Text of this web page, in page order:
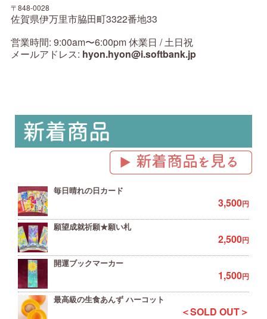
〒848-0028
佐賀県伊万里市脇田町3322番地33
営業時間: 9:00am〜6:00pm 休業日 / 土日祝
メールアドレス: hyon.hyon@i.softbank.jp
毎日晴れの日カード
3,500円
願望成就祈願★願い札
2,500円
開運ブックマーカー
1,500円
最高級の生食あんず ハーコット
＜SOLD OUT＞